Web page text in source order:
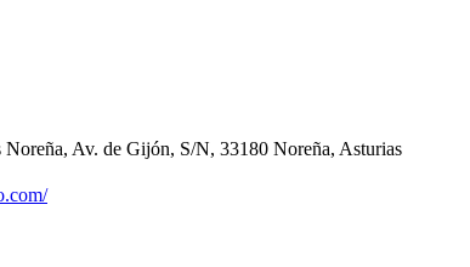
Noreña, Av. de Gijón, S/N, 33180 Noreña, Asturias